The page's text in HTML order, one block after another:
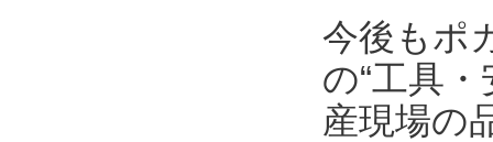
今後もポ
の“工具
産現場の